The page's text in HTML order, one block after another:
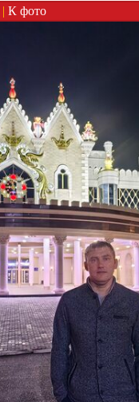
| К фото